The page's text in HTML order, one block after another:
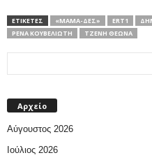
ΕΤΙΚΕΤΕΣ «ΜΑΜΆ-ΔΕΣ» ERT1
ΡΈΝΑ ΚΟΥΒΕΛΙΏΤΗ
ΤΖΈΝΗ ΘΕΩΝΆ
Αρχείο
Αύγουστος 2026
Ιούλιος 2026